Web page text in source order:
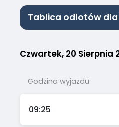
Tablica odlotów
Czwartek, 20 Sierpnia
Godzina wyjazdu
09:25